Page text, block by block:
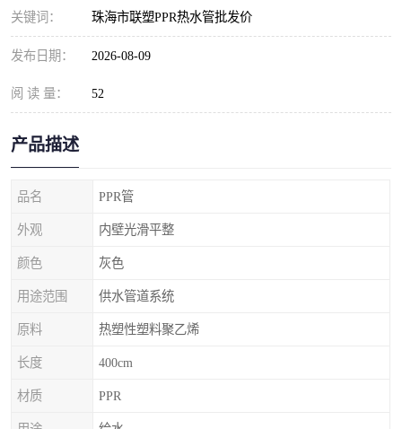
关键词： 珠海市联塑PPR热水管批发价
发布日期： 2026-08-09
阅 读 量： 52
产品描述
品名 PPR管
外观 内壁光滑平整
颜色 灰色
用途范围 供水管道系统
原料 热塑性塑料聚乙烯
长度 400cm
材质 PPR